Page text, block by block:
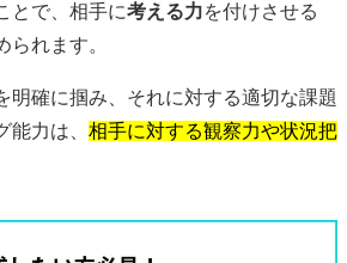
とで、相手に考える力を付けさせる
られます。
明確に掴み、それに対する適切な課題
能力は、 相手に対する観察力や状況把